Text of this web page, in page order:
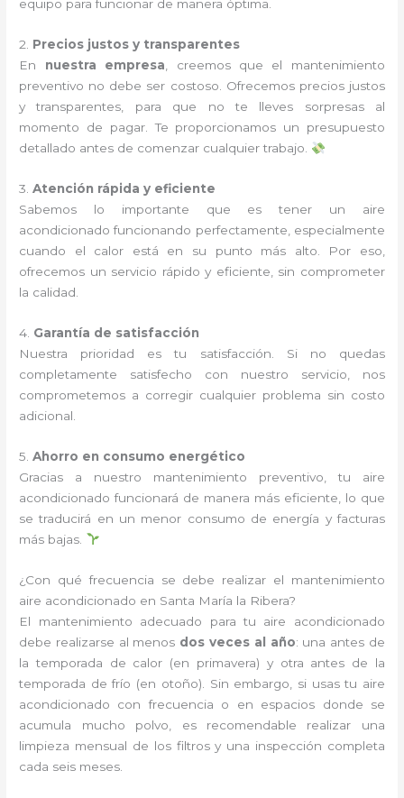
equipo para funcionar de manera óptima.
2. Precios justos y transparentes
En nuestra empresa, creemos que el mantenimiento
preventivo no debe ser costoso. Ofrecemos precios justos
y transparentes, para que no te lleves sorpresas al
momento de pagar. Te proporcionamos un presupuesto
detallado antes de comenzar cualquier trabajo.
3.Atención rápida y eficiente
Sabemos lo importante que es tener un aire
acondicionado funcionando perfectamente, especialmente
cuando el calor está en su punto más alto. Por eso,
ofrecemos un servicio rápido y eficiente, sin comprometer
la calidad.
4. Garantía de satisfacción
Nuestra prioridad es tu satisfacción. Si no quedas
completamente satisfecho con nuestro servicio, nos
comprometemos a corregir cualquier problema sin costo
adicional.
5.Ahorro en consumo energético
Gracias a nuestro mantenimiento preventivo, tu aire
acondicionado funcionará de manera más eficiente, lo que
se traducirá en un menor consumo de energía y facturas
más bajas.
¿Con qué frecuencia se debe realizar el mantenimiento
aire acondicionado en Santa María la Ribera?
El mantenimiento adecuado para tu aire acondicionado
debe realizarse al menos dos veces al año: una antes de
la temporada de calor (en primavera) y otra antes de la
temporada de frío (en otoño). Sin embargo, si usas tu aire
acondicionado con frecuencia o en espacios donde se
acumula mucho polvo, es recomendable realizar una
limpieza mensual de los filtros y una inspección completa
cada seis meses.